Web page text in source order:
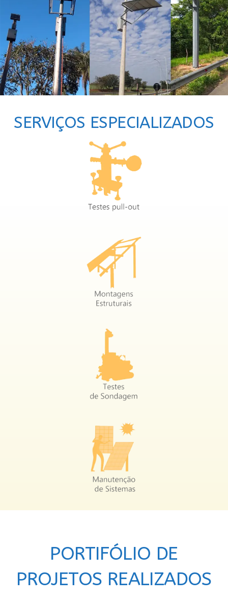
SERVIÇOS ESPECIALIZADOS
PORTIFÓLIO DE
PROJETOS REALIZADOS